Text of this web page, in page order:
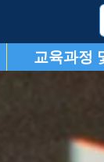
교육과정